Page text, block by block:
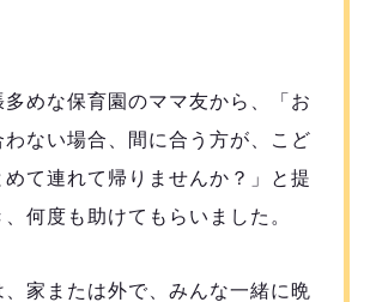
めな保育園のママ友から、「お
わない場合、間に合う方が、こど
めて連れて帰りませんか？」と提
何度も助けてもらいました。
家または外で、みんな一緒に晩